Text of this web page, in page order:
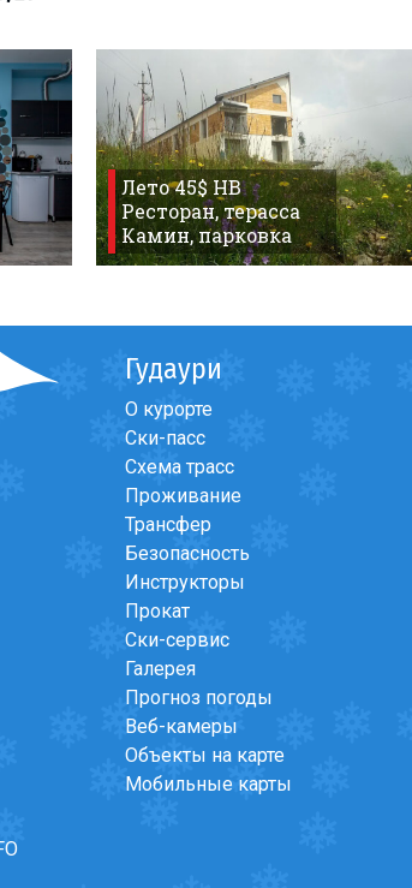
Сезон 20/21
Лето 45$ HB
Ресторан, терасса
Камин, парковка
Гудаури
О курорте
Ски-пасс
Схема трасс
Проживание
Трансфер
Безопасность
Инструкторы
Прокат
Ски-сервис
Галерея
Прогноз погоды
Веб-камеры
Объекты на карте
Мобильные карты